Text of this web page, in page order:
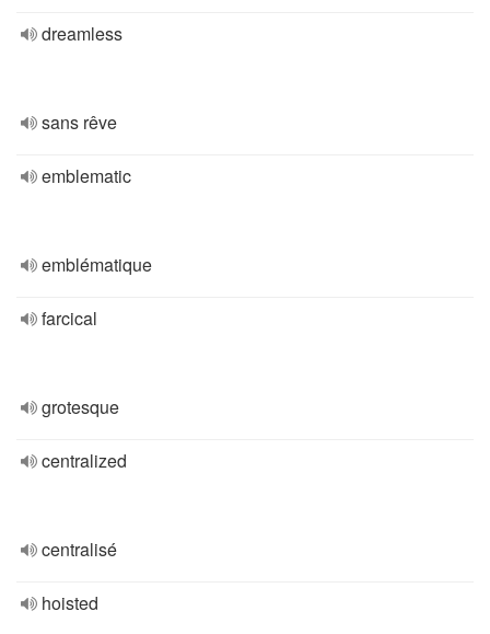
dreamless
sans rêve
emblematic
emblématique
farcical
grotesque
centralized
centralisé
hoisted